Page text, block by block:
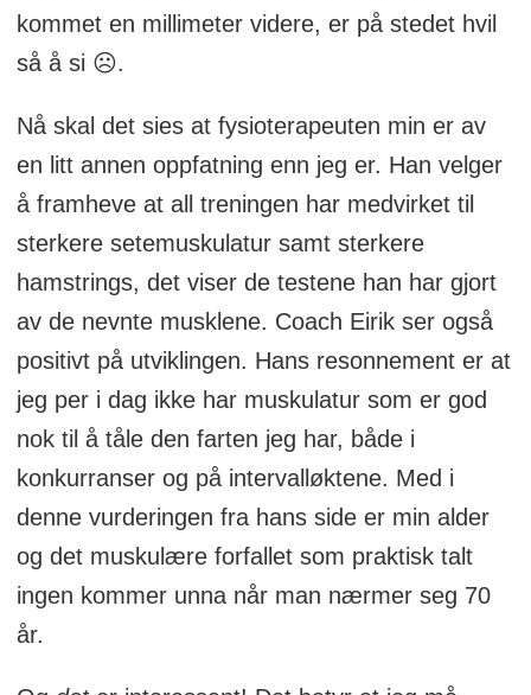
kommet en millimeter videre, er på stedet hvil
så å si ☹.
Nå skal det sies at fysioterapeuten min er av
en litt annen oppfatning enn jeg er. Han velger
å framheve at all treningen har medvirket til
sterkere setemuskulatur samt sterkere
hamstrings, det viser de testene han har gjort
av de nevnte musklene. Coach Eirik ser også
positivt på utviklingen. Hans resonnement er at
jeg per i dag ikke har muskulatur som er god
nok til å tåle den farten jeg har, både i
konkurranser og på intervalløktene. Med i
denne vurderingen fra hans side er min alder
og det muskulære forfallet som praktisk talt
ingen kommer unna når man nærmer seg 70
år.